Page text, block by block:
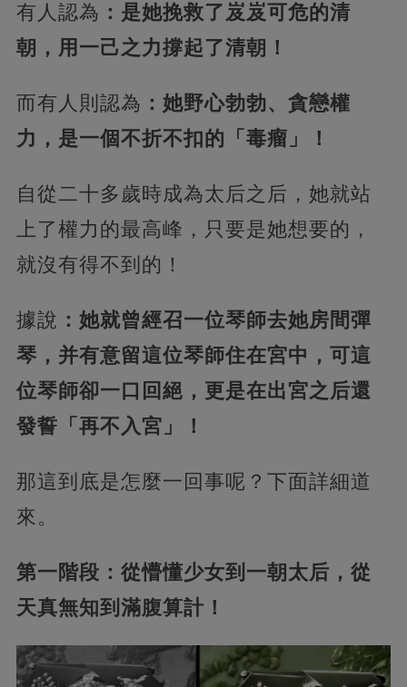
有人認為 ：是她挽救了岌岌可危的清
朝，用一己之力撐起了清朝！
而有人則認為 ：她野心勃勃、貪戀權
力，是一個不折不扣的「毒瘤」！
自從二十多歲時成為太后之后，她就站
上了權力的最高峰，只要是她想要的，
就沒有得不到的！
據說 ：她就曾經召一位琴師去她房間彈
琴，并有意留這位琴師住在宮中，可這
位琴師卻一口回絕，更是在出宮之后還
發誓「再不入宮」！
那這到底是怎麼一回事呢？下面詳細道
來。
第一階段：從懵懂少女到一朝太后，從
天真無知到滿腹算計！